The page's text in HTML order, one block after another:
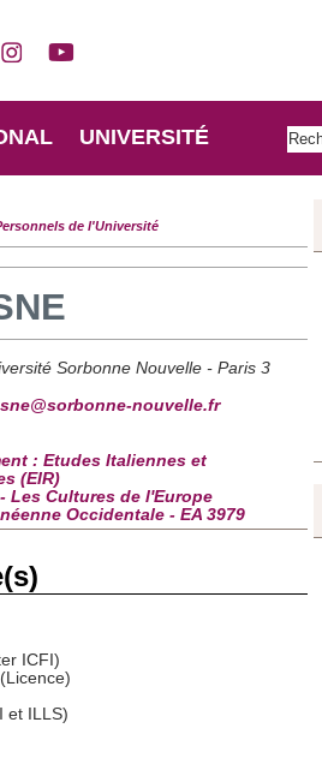
UNIVERSITÉ
de l'Université
Sorbonne Nouvelle - Paris 3
nouvelle.fr
: Etudes Italiennes et
(EIR)
Les Cultures de l'Europe
Occidentale - EA 3979
ICFI)
et ILLS)